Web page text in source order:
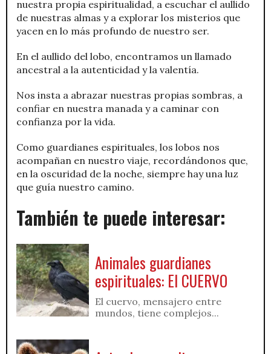
nuestra propia espiritualidad, a escuchar el aullido
de nuestras almas y a explorar los misterios que
yacen en lo más profundo de nuestro ser.
En el aullido del lobo, encontramos un llamado
ancestral a la autenticidad y la valentía.
Nos insta a abrazar nuestras propias sombras, a
confiar en nuestra manada y a caminar con
confianza por la vida.
Como guardianes espirituales, los lobos nos
acompañan en nuestro viaje, recordándonos que,
en la oscuridad de la noche, siempre hay una luz
que guía nuestro camino.
También te puede interesar:
Animales guardianes
espirituales: El CUERVO
El cuervo, mensajero entre
mundos, tiene complejos...